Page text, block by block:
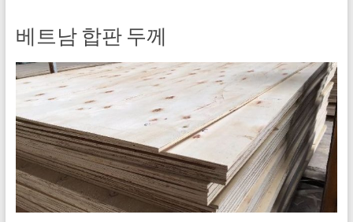
베트남 합판 두께